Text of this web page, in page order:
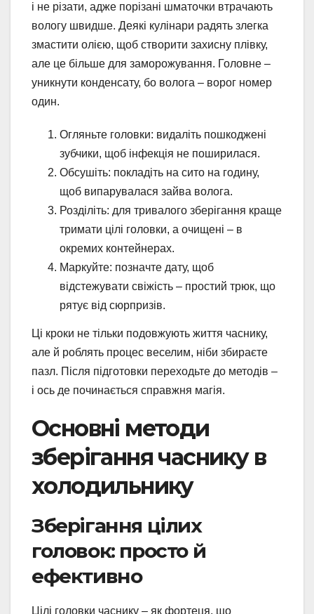
і не різати, адже порізані шматочки втрачають
вологу швидше. Деякі кулінари радять злегка
змастити олією, щоб створити захисну плівку,
але це більше для заморожування. Головне –
уникнути конденсату, бо волога – ворог номер
один.
Огляньте головки: видаліть пошкоджені
зубчики, щоб інфекція не поширилася.
Обсушіть: покладіть на сито на годину,
щоб випарувалася зайва волога.
Розділіть: для тривалого зберігання краще
тримати цілі головки, а очищені – в
окремих контейнерах.
Маркуйте: позначте дату, щоб
відстежувати свіжість – простий трюк, що
рятує від сюрпризів.
Ці кроки не тільки подовжують життя часнику,
але й роблять процес веселим, ніби збираєте
пазл. Після підготовки переходьте до методів –
і ось де починається справжня магія.
Основні методи
зберігання часнику в
холодильнику
Зберігання цілих
головок: просто й
ефективно
Цілі головки часнику – як фортеця, що